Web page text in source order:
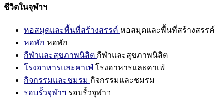
ชีวิตในจุฬาฯ
หอสมุดและพื้นที่สร้างสรรค์ หอสมุดและพื้นที่สร้างสรรค์
หอพัก หอพัก
กีฬาและสุขภาพนิสิต กีฬาและสุขภาพนิสิต
โรงอาหารและคาเฟ่ โรงอาหารและคาเฟ่
กิจกรรมและชมรม กิจกรรมและชมรม
รอบรั้วจุฬาฯ รอบรั้วจุฬาฯ